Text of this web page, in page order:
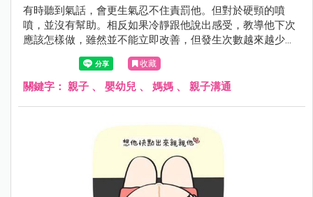
有時聽到氣話，會更生氣忍不住責罰他。但對於硬頸的噴
噴，並沒有幫助。相反如果冷靜跟他說出感受，教導他下次
應該怎樣做，雖然並不能立即改善，但發生次數越來越少
了，對長期睡眠不足的媽媽來說，控制自己的情緒不容易，
大家共勉之。
收藏
關鍵字： 親子 、 嬰幼兒 、 媽媽 、 親子溝通